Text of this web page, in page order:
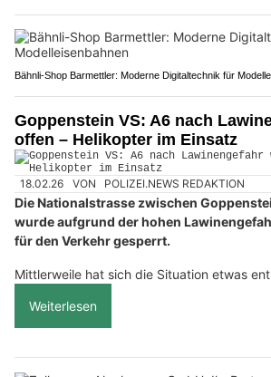
Bähnli-Shop Barmettler: Moderne Digitaltechnik für
Goppenstein VS: A6 nach
offen – Helikopter im Einsatz
18.02.26 VON POLIZEI.NEWS REDAKTION
Die Nationalstrasse zwischen
wurde aufgrund der hohen
für den Verkehr gesperrt.
Mittlerweile hat sich die Situation etwas
Weiterlesen